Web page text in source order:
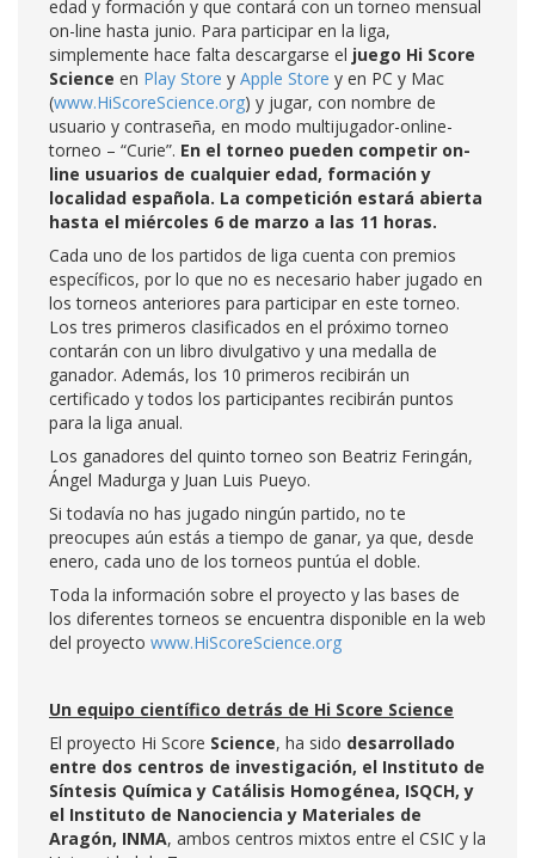
edad y formación y que contará con un torneo mensual
on-line hasta junio. Para participar en la liga,
simplemente hace falta descargarse el juego Hi Score
Science en Play Store y Apple Store y en PC y Mac
(www.HiScoreScience.org) y jugar, con nombre de
usuario y contraseña, en modo multijugador-online-
torneo – “Curie”. En el torneo pueden competir on-
line usuarios de cualquier edad, formación y
localidad española. La competición estará abierta
hasta el miércoles 6 de marzo a las 11 horas.
Cada uno de los partidos de liga cuenta con premios
específicos, por lo que no es necesario haber jugado en
los torneos anteriores para participar en este torneo.
Los tres primeros clasificados en el próximo torneo
contarán con un libro divulgativo y una medalla de
ganador. Además, los 10 primeros recibirán un
certificado y todos los participantes recibirán puntos
para la liga anual.
Los ganadores del quinto torneo son Beatriz Feringán,
Ángel Madurga y Juan Luis Pueyo.
Si todavía no has jugado ningún partido, no te
preocupes aún estás a tiempo de ganar, ya que, desde
enero, cada uno de los torneos puntúa el doble.
Toda la información sobre el proyecto y las bases de
los diferentes torneos se encuentra disponible en la web
del proyecto www.HiScoreScience.org
Un equipo científico detrás de Hi Score Science
El proyecto Hi Score Science, ha sido desarrollado
entre dos centros de investigación, el Instituto de
Síntesis Química y Catálisis Homogénea, ISQCH, y
el Instituto de Nanociencia y Materiales de
Aragón, INMA, ambos centros mixtos entre el CSIC y la